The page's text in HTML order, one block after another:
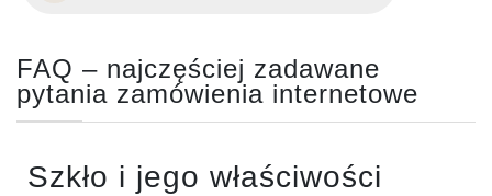
FAQ – najczęściej zadawane
pytania zamówienia internetowe
Szkło i jego właściwości